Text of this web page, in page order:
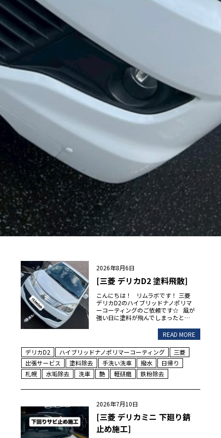
2026年8月6日
[三菱 デリカD2 塗料飛散]
こんにちは！ リムラボです！ 三菱
デリカD2のハイブリッドナノポリマ
ーコーティングのご依頼です☆ 風が
強い日に塗料が飛んでしまったと…
READ MORE
デリカD2 ハイブリッドナノポリマーコーティング
三菱
出張サービス
塗料除去 手洗い洗車 撥水
日帰り
札幌
水垢除去 洗車 艶 軽研磨 鉄粉除去
2026年7月10日
[三菱 デリカミニ 下廻り錆
止め施工]